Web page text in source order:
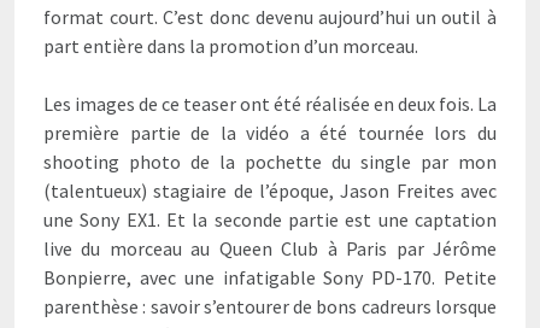
format court. C’est donc devenu aujourd’hui un outil à
part entière dans la promotion d’un morceau.
Les images de ce teaser ont été réalisée en deux fois. La
première partie de la vidéo a été tournée lors du
shooting photo de la pochette du single par mon
(talentueux) stagiaire de l’époque, Jason Freites avec
une Sony EX1. Et la seconde partie est une captation
live du morceau au Queen Club à Paris par Jérôme
Bonpierre, avec une infatigable Sony PD-170. Petite
parenthèse : savoir s’entourer de bons cadreurs lorsque